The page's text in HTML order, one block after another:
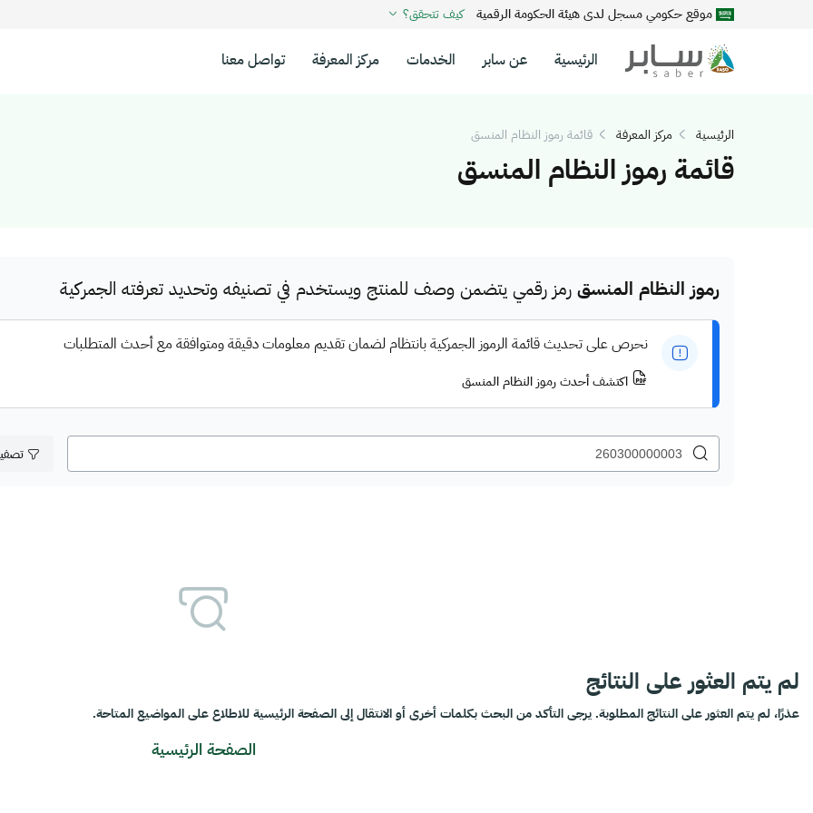
موقع حكومي مسجل لدى هيئة الحكومة الرقمية كيف تتحقق؟
الرئيسية عن سابر الخدمات مركز المعرفة تواصل معنا
الرئيسية مركز المعرفة قائمة رموز النظام المنسق
قائمة رموز النظام المنسق
رموز النظام المنسق رمز رقمي يتضمن وصف للمنتج ويستخدم في تصنيفه وتحديد تعرفته الجمركية
نحرص على تحديث قائمة الرموز الجمركية بانتظام لضمان تقديم معلومات دقيقة ومتوافقة مع أحدث المتطلبات
اكتشف أحدث رموز النظام المنسق
لم يتم العثور على النتائج
عذرًا، لم يتم العثور على النتائج المطلوبة. يرجى التأكد من البحث بكلمات أخرى أو الانتقال إلى الصفحة الرئيسية للاطلاع على المواضيع المتاحة.
الصفحة الرئيسية